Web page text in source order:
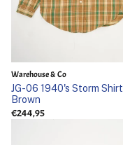
Warehouse & Co
JG-06 1940's Storm Shirt
Brown
€244,95